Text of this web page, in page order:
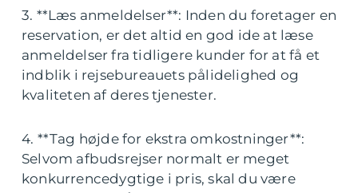
3. **Læs anmeldelser**: Inden du foretager en
reservation, er det altid en god ide at læse
anmeldelser fra tidligere kunder for at få et
indblik i rejsebureauets pålidelighed og
kvaliteten af deres tjenester.
4. **Tag højde for ekstra omkostninger**:
Selvom afbudsrejser normalt er meget
konkurrencedygtige i pris, skal du være